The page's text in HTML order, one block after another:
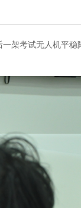
架考试无人机平稳